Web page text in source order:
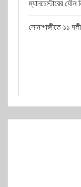
ম্যানচেস্টারের যৌন
সোনাগাজীতে ১১